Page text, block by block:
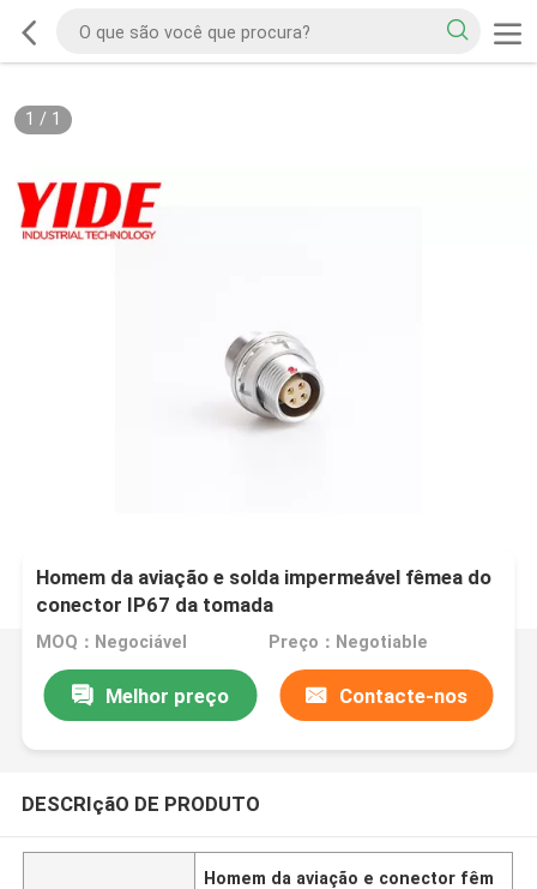
1 / 1
Homem da aviação e solda impermeável fêmea do
conector IP67 da tomada
MOQ：Negociável Preço：Negotiable
Melhor preço Contacte-nos
DESCRIçãO DE PRODUTO
Homem da aviação e conector fêm